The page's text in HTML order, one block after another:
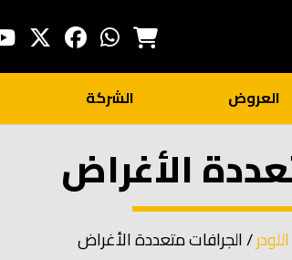
العروض الشركة
الأغراض
/ الجرافات متعددة الأغراض